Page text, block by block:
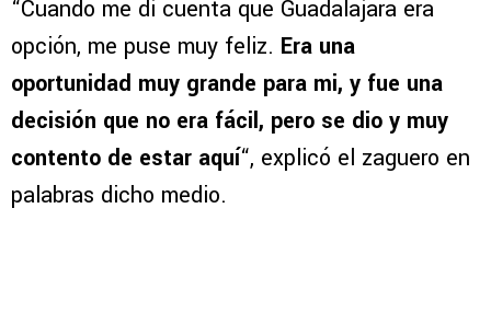
“Cuando me di cuenta que Guadalajara era
opción, me puse muy feliz. Era una
oportunidad muy grande para mi, y fue una
decisión que no era fácil, pero se dio y muy
contento de estar aquí“, explicó el zaguero en
palabras dicho medio.